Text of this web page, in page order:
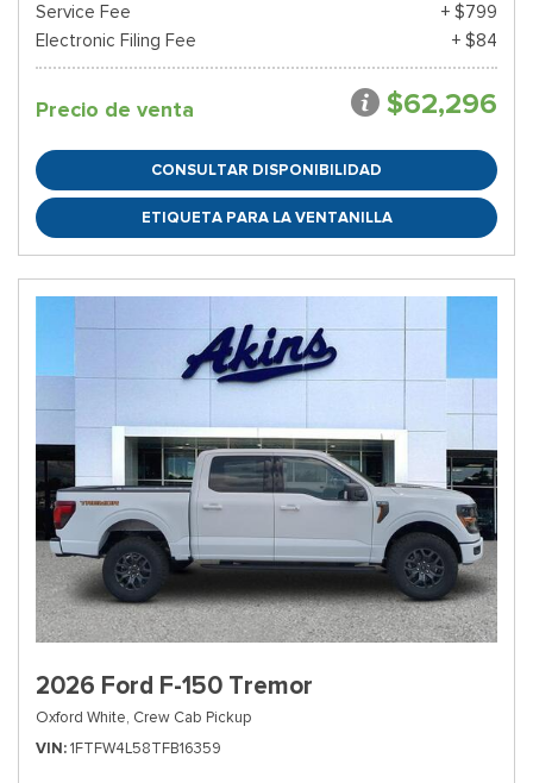
Service Fee
+ $799
Electronic Filing Fee
+ $84
Precio de venta $62,296
CONSULTAR DISPONIBILIDAD
ETIQUETA PARA LA VENTANILLA
2026 Ford F-150 Tremor
Oxford White, Crew Cab Pickup
VIN 1FTFW4L58TFB16359